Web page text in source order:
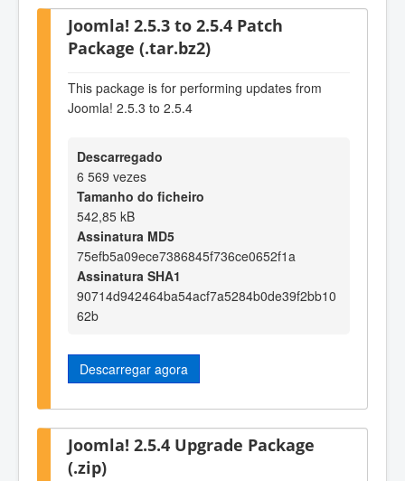
Joomla! 2.5.3 to 2.5.4 Patch
Package (.tar.bz2)
This package is for performing updates from
Joomla! 2.5.3 to 2.5.4
Descarregado
6 569 vezes
Tamanho do ficheiro
542,85 kB
Assinatura MD5
75efb5a09ece7386845f736ce0652f1a
Assinatura SHA1
90714d942464ba54acf7a5284b0de39f2bb10
62b
Descarregar agora
Joomla! 2.5.4 Upgrade Package
(.zip)